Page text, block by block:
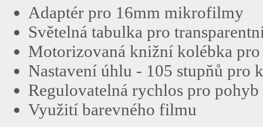
Adaptér pro 16mm mikrofilmy
Světelná tabulka pro
Motorizovaná knižní kolébka
Nastavení úhlu - 105 stupňů pro
Regulovatelná rychlos pro
Využití barevného filmu